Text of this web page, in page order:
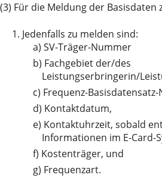
(3) Für die Meldung der Basisdaten
1. Jedenfalls zu melden sind:
a) SV-Träger-Nummer
b) Fachgebiet der/des
Leistungserbringerin/
c) Frequenz-
d) Kontaktdatum,
e) Kontaktuhrzeit, sobald
Informationen im E-Card-
f) Kostenträger, und
g) Frequenzart.